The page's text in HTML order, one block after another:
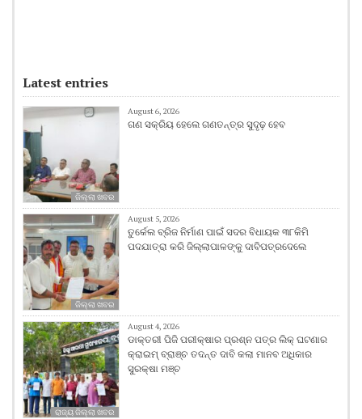
Latest entries
ଜିଲ୍ଲା ଖବର
August 6, 2026
ଗଣ ସକ୍ରିୟ ହେଲେ ଗଣତନ୍ତ୍ର ସୁଦୃଢ଼ ହେବ
ଜିଲ୍ଲା ଖବର
August 5, 2026
ତୁର୍କେଲ ବ୍ରିଜ ନିର୍ମାଣ ପାଇଁ ସଦର ବିଧାୟକ ୩୮କିମି
ପଦଯାତ୍ରା କରି ଜିଲ୍ଲାପାଳଙ୍କୁ ଦାବିପତ୍ରଦେଲେ
ରାଜ୍ୟ ଜିଲ୍ଲା ଖବର
August 4, 2026
ଡାକ୍ତରୀ ପିଜି ପରୀକ୍ଷାର ପ୍ରଶ୍ନ ପତ୍ର ଲିକ୍ ଘଟଣାର
କ୍ରାଇମ୍ ବ୍ରାଞ୍ଚ ତଦନ୍ତ ଦାବି କଲା ମାନବ ଅଧିକାର
ସୁରକ୍ଷା ମଞ୍ଚ